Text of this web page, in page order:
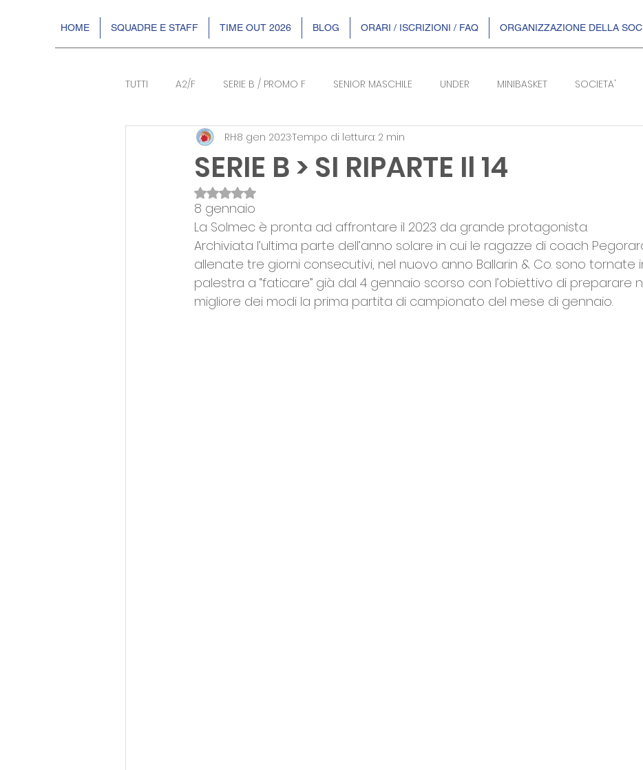
HOME SQUADRE E STAFF TIME OUT 2026 BLOG ORARI / ISCRIZIONI / FAQ ORGANIZZAZIONE DELLA
TUTTI A2/F SERIE B / PROMO F SENIOR MASCHILE UNDER MINIBASKET SOCIETA'
EVENTI DR2 SERIE B/F
SERIE B > SI RIPARTE Il 14
RH8 gen 2023Tempo di lettura: 2 min
Valutazione NaN stelle su 5.
8 gennaio
La Solmec è pronta ad affrontare il 2023 da grande protagonista.
Archiviata l’ultima parte dell’anno solare in cui le ragazze di coach
allenate tre giorni consecutivi, nel nuovo anno Ballarin & Co. sono tornate
palestra a “faticare” già dal 4 gennaio scorso con l’obiettivo di preparare
migliore dei modi la prima partita di campionato del mese di gennaio.